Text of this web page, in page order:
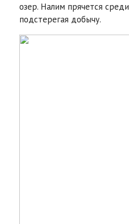
озер. Налим прячется
подстерегая добычу.